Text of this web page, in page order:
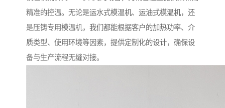
精准的控温。无论是运水式模温机、运油式模温机，还
是压铸专用模温机，我们都能根据客户的加热功率、介
质类型、使用环境等因素，提供定制化的设计，确保设
备与生产流程无缝对接。